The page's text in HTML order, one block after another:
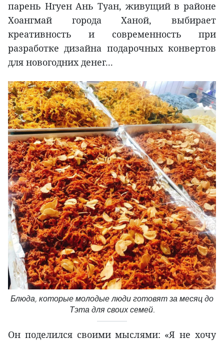
парень Нгуен Ань Туан, живущий в районе
Хоангмай города Ханой, выбирает
креативность и современность при
разработке дизайна подарочных конвертов
для новогодних денег...
Блюда, которые молодые люди готовят за месяц до
Тэта для своих семей.
Он поделился своими мыслями: «Я не хочу